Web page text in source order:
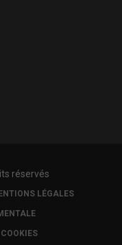
réservés
LÉGALES